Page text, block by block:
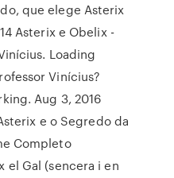
que elege Asterix
Asterix e Obelix -
Loading
Vinícius?
Aug 3, 2016
e o Segredo da
Completo
el Gal (sencera i en